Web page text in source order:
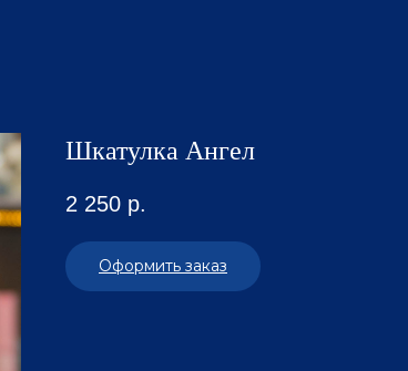
Шкатулка Ангел
2 250 р.
Оформить заказ